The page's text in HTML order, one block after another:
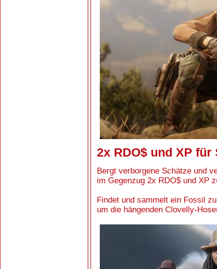
2x RDO$ und XP für
Bergt verborgene Schätze und
im Gegenzug 2x RDO$ und XP
Findet und sammelt ein Fossil
um die hängenden Clovelly-